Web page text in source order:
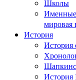
Школы
мировая
История
История
История